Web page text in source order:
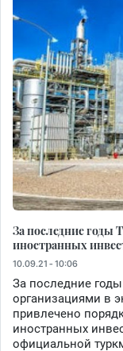
За последние годы
иностранных
10.09.21 - 10:06
За последние
организациями в
привлечено
иностранных
официальной